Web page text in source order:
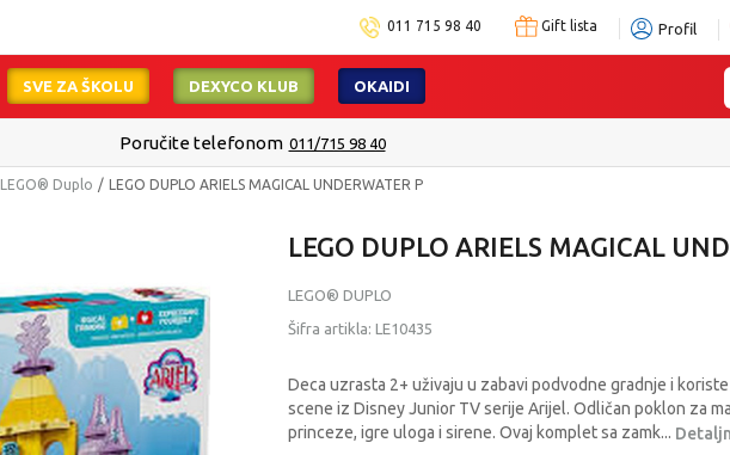
011 715 98 40 Gift lista Profil
SVE ZA ŠKOLU DEXYCO KLUB OKAIDI
Poručite telefonom 011/715 98 40
LEGO® Duplo LEGO DUPLO ARIELS MAGICAL UNDERWATER P
LEGO DUPLO ARIELS MAGICAL
LEGO® DUPLO
Šifra artikla: LE10435
Deca uzrasta 2+ uživaju u zabavi podvodne gradnje i
scene iz Disney Junior TV serije Arijel. Odličan poklon za
princeze, igre uloga i sirene. Ovaj komplet sa zamk...